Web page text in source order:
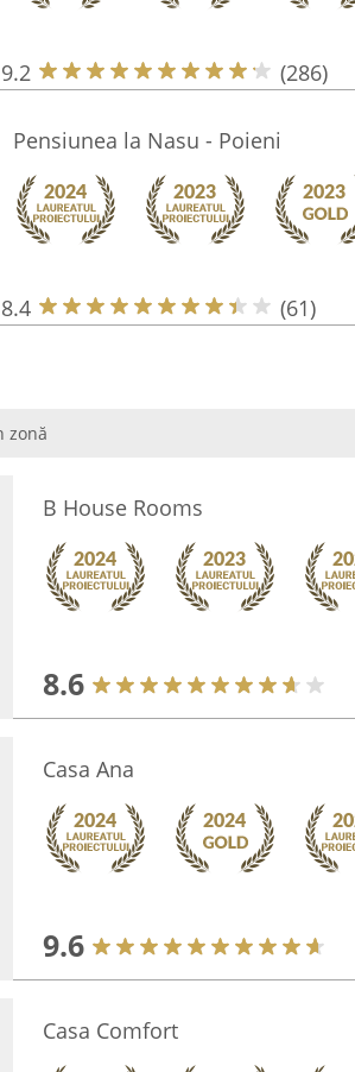
9.2 (286)
Pensiunea la Nasu - Poieni
8.4 (61)
zonă
B House Rooms
8.6
Casa Ana
9.6
Casa Comfort